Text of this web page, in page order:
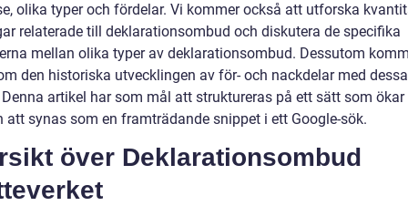
olika typer och fördelar. Vi kommer också att utforska
relaterade till deklarationsombud och diskutera de specifika
mellan olika typer av deklarationsombud. Dessutom
den historiska utvecklingen av för- och nackdelar med dessa
artikel har som mål att struktureras på ett sätt som ökar
att synas som en framträdande snippet i ett Google-sök.
över Deklarationsombud